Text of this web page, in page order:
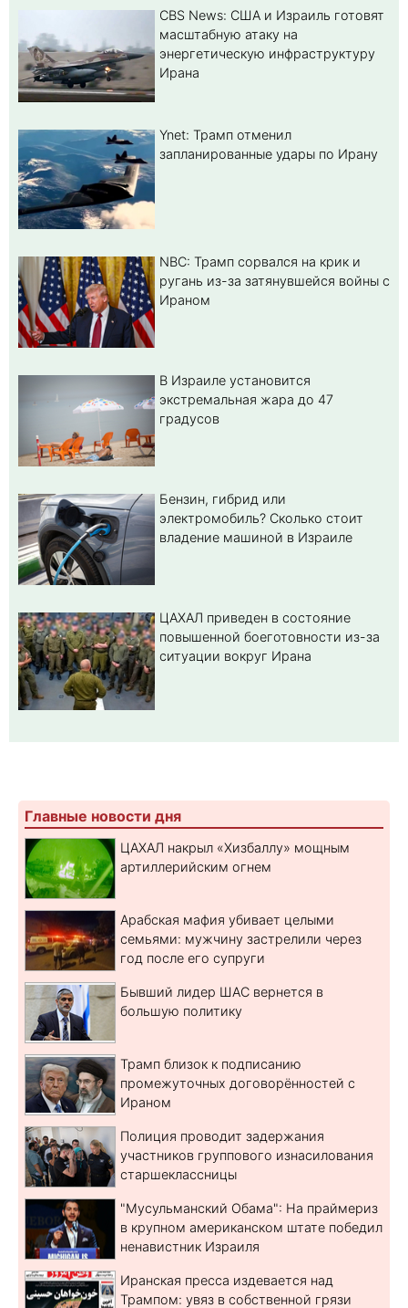
CBS News: США и Израиль готовят
масштабную атаку на
энергетическую инфраструктуру
Ирана
Ynet: Трамп отменил
запланированные удары по Ирану
NBC: Трамп сорвался на крик и
ругань из-за затянувшейся войны с
Ираном
В Израиле установится
экстремальная жара до 47
градусов
Бензин, гибрид или
электромобиль? Cколько стоит
владение машиной в Израиле
ЦАХАЛ приведен в состояние
повышенной боеготовности из-за
ситуации вокруг Ирана
Главные новости дня
ЦАХАЛ накрыл «Хизбаллу» мощным
артиллерийским огнем
Арабская мафия убивает целыми
семьями: мужчину застрелили через
год после его супруги
Бывший лидер ШАС вернется в
большую политику
Трамп близок к подписанию
промежуточных договорённостей с
Ираном
Полиция проводит задержания
участников группового изнасилования
старшеклассницы
"Мусульманский Обама": На праймериз
в крупном американском штате победил
ненавистник Израиля
Иранская пресса издевается над
Трампом: увяз в собственной грязи